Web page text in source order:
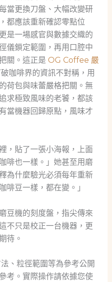
當更換刀盤、大幅改變研
都應該重新確認零點位
是一場感官與數據交織的
鎖定範圍，再用口腔中
關。這正是 OG Coffee 嚴
咖啡界的資訊不對稱，用
荷包與味蕾嚴格把關。無
求極致風味的老饕，都該
當機器回歸原點，風味才
，貼了一張小海報，上面
啡也一樣。」她甚至用磨
為什麼驗光必須每年重新
豆一樣，都在變。」
豆機的刻度盤，指尖傳來
不只是校正一台機器，更
待。
、粒徑範圍等為參考公開
考。實際操作請依據您使